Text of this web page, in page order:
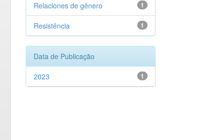
1
Relaciones de gênero
1
Resistência
Data de Publicação
1
2023